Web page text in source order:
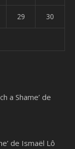
29 30
a Shame’ de
de Ismaël Lô